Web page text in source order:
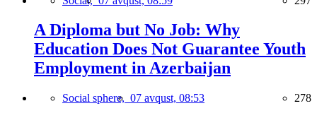
A Diploma but No Job: Why
Education Does Not Guarantee Youth
Employment in Azerbaijan
Social sphere, 07 avqust, 08:53 278